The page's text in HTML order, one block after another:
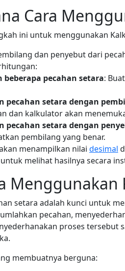
Cara
ini untuk menggunakan
dan penyebut dari
beberapa pecahan setara:
pecahan setara dengan
dan kalkulator akan
pecahan setara dengan
pembilang yang benar.
menampilkan nilai desimal
untuk melihat hasilnya secara
Menggunakan
setara adalah kunci untuk
pecahan,
proses tersebut
membuatnya berguna: